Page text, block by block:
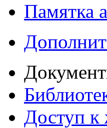
Памятка
Доступ к